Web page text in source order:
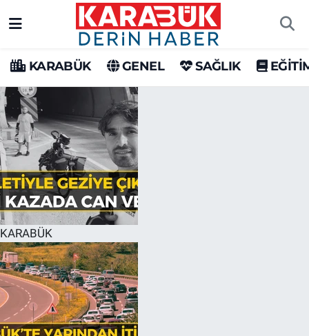
KARABÜK GENEL SAĞLIK
KARABÜK
Karabük Hava Durumu
Karabük Trafik Yoğunluk Haritası
Süper Lig Puan Durumu ve Fikstür
Tüm Manşetler
Son Dakika Haberleri
Haber Arşivi